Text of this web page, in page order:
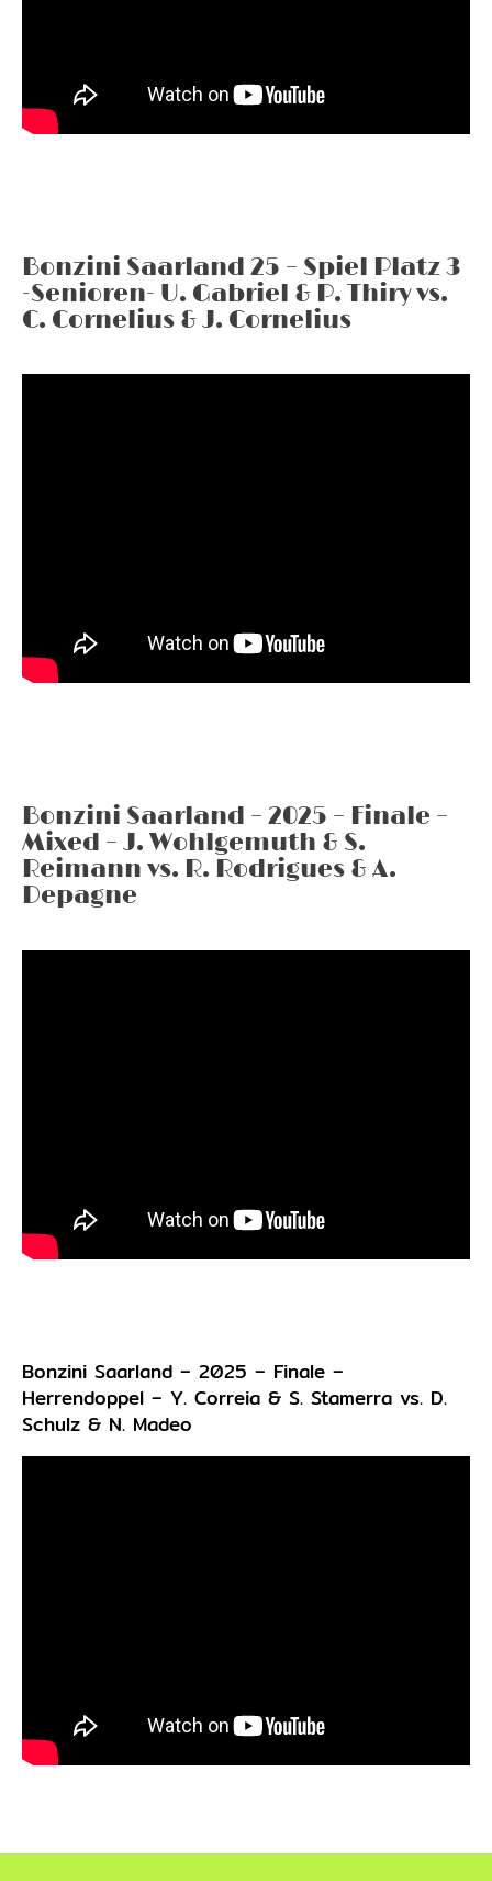
Bonzini Saarland 25 – Spiel Platz 3
-Senioren- U. Gabriel & P. Thiry vs.
C. Cornelius & J. Cornelius
Bonzini Saarland – 2025 – Finale –
Mixed – J. Wohlgemuth & S.
Reimann vs. R. Rodrigues & A.
Depagne
Bonzini Saarland – 2025 – Finale –
Herrendoppel – Y. Correia & S. Stamerra vs. D.
Schulz & N. Madeo